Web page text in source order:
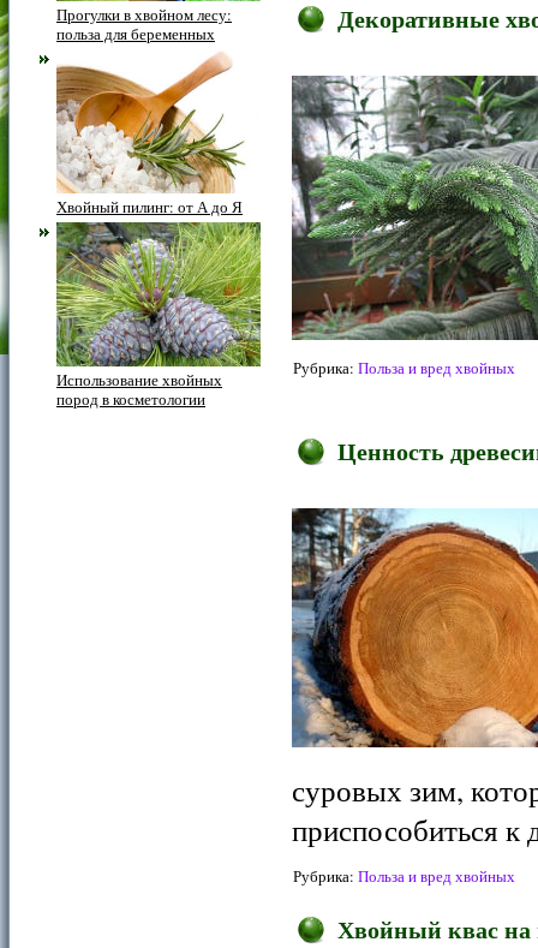
Прогулки в хвойном лесу:
польза для беременных
Хвойный пилинг: от А до Я
Использование хвойных
пород в косметологии
Декоративные
Рубрика: Польза и вред хвойных
Ценность
суровых зим,
приспособиться
Рубрика: Польза и вред хвойных
Хвойный квас на